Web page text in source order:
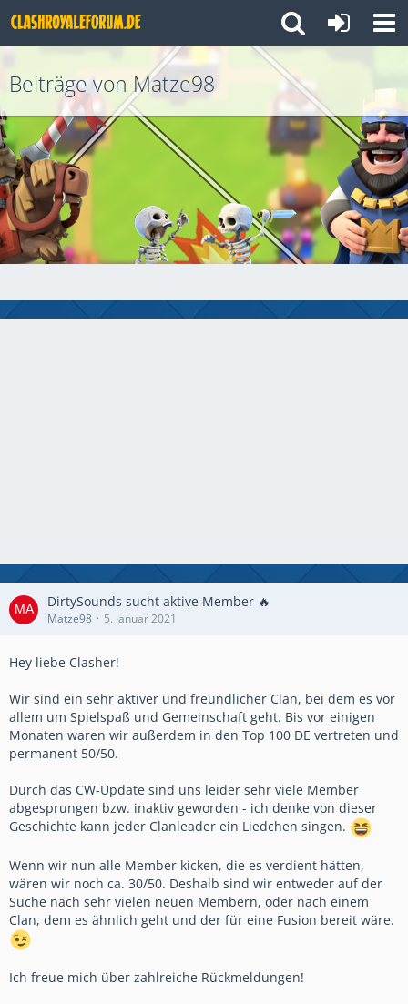
Beiträge von Matze98
DirtySounds sucht aktive Member 🔥
Matze98 5. Januar 2021
Hey liebe Clasher!
Wir sind ein sehr aktiver und freundlicher Clan, bei dem es vor
allem um Spielspaß und Gemeinschaft geht. Bis vor einigen
Monaten waren wir außerdem in den Top 100 DE vertreten und
permanent 50/50.
Durch das CW-Update sind uns leider sehr viele Member
abgesprungen bzw. inaktiv geworden - ich denke von dieser
Geschichte kann jeder Clanleader ein Liedchen singen.
Wenn wir nun alle Member kicken, die es verdient hätten,
wären wir noch ca. 30/50. Deshalb sind wir entweder auf der
Suche nach sehr vielen neuen Membern, oder nach einem
Clan, dem es ähnlich geht und der für eine Fusion bereit wäre.
Ich freue mich über zahlreiche Rückmeldungen!